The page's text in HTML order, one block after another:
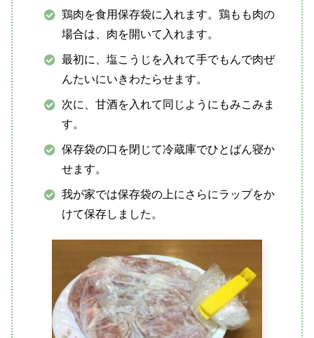
鶏肉を食用保存袋に入れます。鶏もも肉の
場合は、肉を開いて入れます。
最初に、塩こうじを入れて手でもんで肉ぜ
んたいにいきわたらせます。
次に、甘酒を入れて同じようにもみこみま
す。
保存袋の口を閉じて冷蔵庫でひとばん寝か
せます。
我が家では保存袋の上にさらにラップをか
けて保存しました。